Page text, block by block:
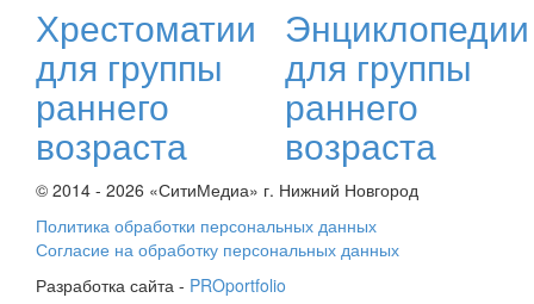
Хрестоматии
для группы
раннего
возраста
Энциклопедии
для группы
раннего
возраста
© 2014 - 2026 «СитиМедиа» г. Нижний Новгород
Политика обработки персональных данных
Согласие на обработку персональных данных
Разработка сайта - PROportfolio